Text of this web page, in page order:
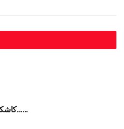
کاشکې زه د الله داسې بنده شم چې……